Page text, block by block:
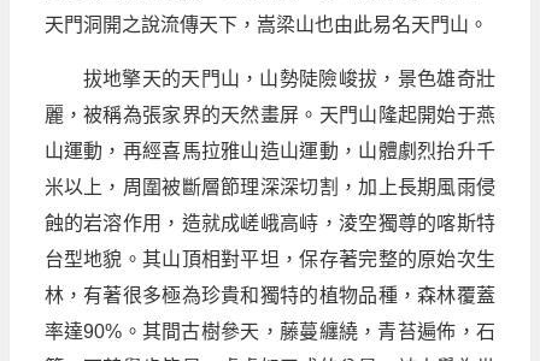
天門洞開之說流傳天下，嵩梁山也由此易名天門山。
拔地擎天的天門山，山勢陡險峻拔，景色雄奇壯
麗，被稱為張家界的天然畫屏。天門山隆起開始于燕
山運動，再經喜馬拉雅山造山運動，山體劇烈抬升千
米以上，周圍被斷層節理深深切割，加上長期風雨侵
蝕的岩溶作用，造就成嵯峨高峙，淩空獨尊的喀斯特
台型地貌。其山頂相對平坦，保存著完整的原始次生
林，有著很多極為珍貴和獨特的植物品種，森林覆蓋
率達90%。其間古樹參天，藤蔓纏繞，青苔遍佈，石